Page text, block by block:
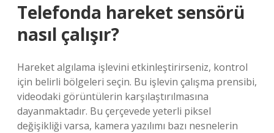
Telefonda hareket sensörü
nasıl çalışır?
Hareket algılama işlevini etkinleştirirseniz, kontrol
için belirli bölgeleri seçin. Bu işlevin çalışma prensibi,
videodaki görüntülerin karşılaştırılmasına
dayanmaktadır. Bu çerçevede yeterli piksel
değişikliği varsa, kamera yazılımı bazı nesnelerin